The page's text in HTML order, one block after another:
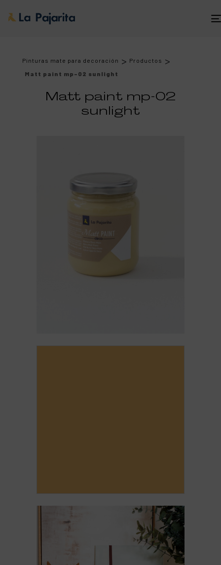
Pinturas mate para decoración > Productos >
Matt paint mp-02 sunlight
Matt paint mp-02
sunlight